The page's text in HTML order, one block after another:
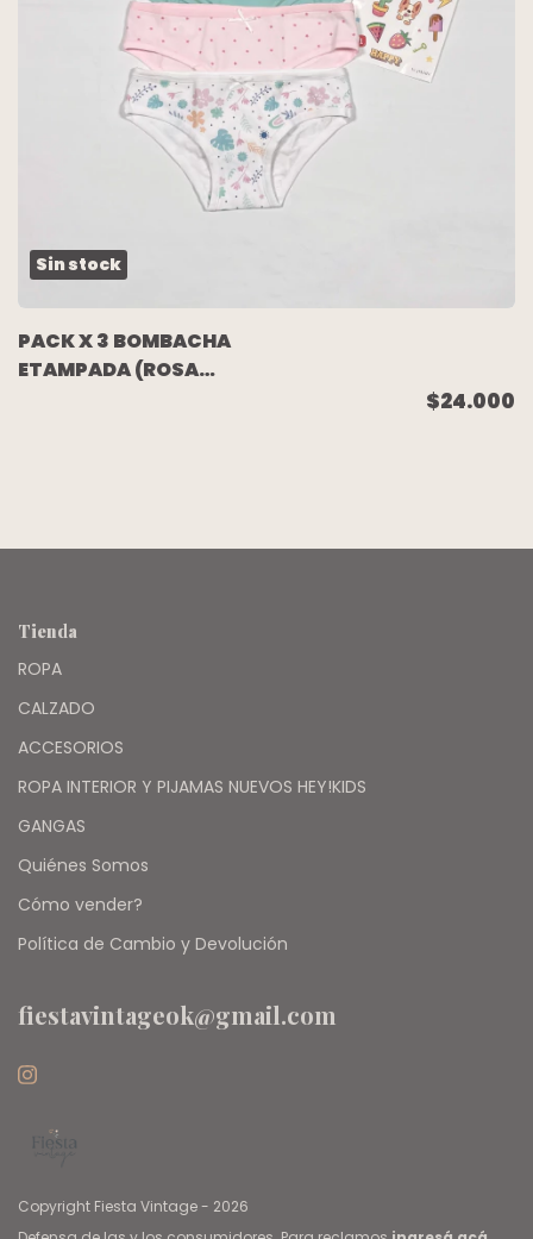
Sin stock
PACK X 3 BOMBACHA
ETAMPADA (ROSA
$24.000
Tienda
ROPA
CALZADO
ACCESORIOS
ROPA INTERIOR Y PIJAMAS NUEVOS HEY!KIDS
GANGAS
Quiénes Somos
Cómo vender?
Política de Cambio y Devolución
fiestavintageok@gmail.com
Copyright Fiesta Vintage - 2026